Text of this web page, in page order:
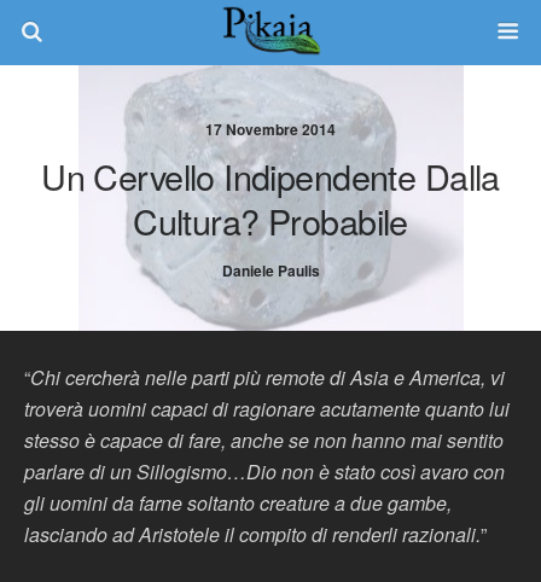
17 Novembre 2014
Un Cervello Indipendente Dalla
Cultura? Probabile
Daniele Paulis
“Chi cercherà nelle parti più remote di Asia e America, vi
troverà uomini capaci di ragionare acutamente quanto lui
stesso è capace di fare, anche se non hanno mai sentito
parlare di un Sillogismo…Dio non è stato così avaro con
gli uomini da farne soltanto creature a due gambe,
lasciando ad Aristotele il compito di renderli razionali.”